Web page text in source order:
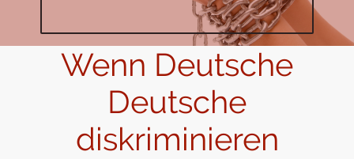
Wenn Deutsche
Deutsche
diskriminieren